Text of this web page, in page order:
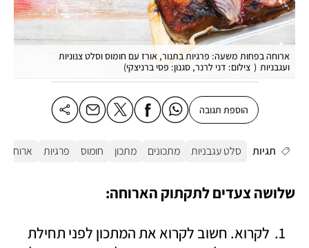
ארוחה בפחות משעה: פרגיות בתנור, אורז עם חומוס וסלט צנוניות
ועגבניות ( צילום: דני לרנר, סגנון: פסי ברניצקי)
הוספת תגובה
תגיות סלט עגבניות מתכונים מתכון חומוס פרגיות ארוחת
שלושה צעדים לתקתוק הארוחה: